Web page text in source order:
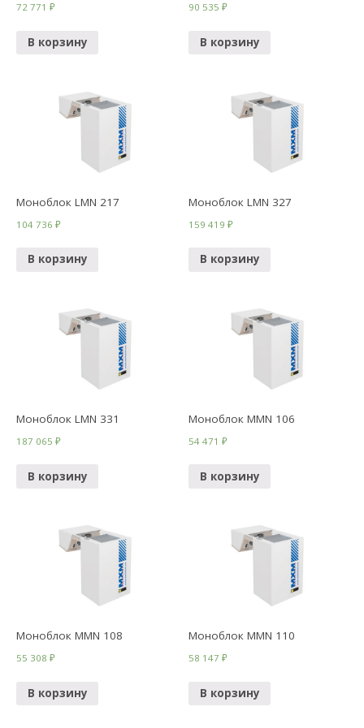
72 771₽
В корзину
90 535₽
В корзину
Моноблок LMN 217
104 736₽
В корзину
Моноблок LMN 327
159 419₽
В корзину
Моноблок LMN 331
187 065₽
В корзину
Моноблок MMN 106
54 471₽
В корзину
Моноблок MMN 108
55 308₽
В корзину
Моноблок MMN 110
58 147₽
В корзину